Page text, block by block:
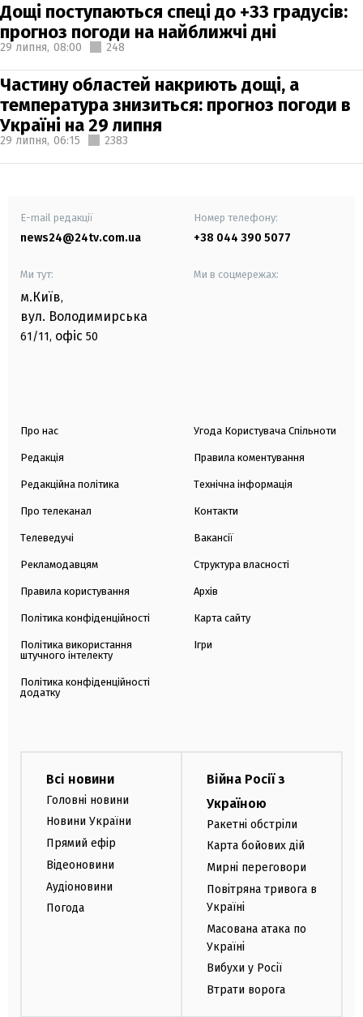
Дощі поступаються спеці до +33 градусів:
прогноз погоди на найближчі дні
29 липня, 08:00 248
Частину областей накриють дощі, а
температура знизиться: прогноз погоди в
Україні на 29 липня
29 липня, 06:15 2383
E-mail редакції
news24@24tv.com.ua
Номер телефону:
+38 044 390 5077
Ми тут:
м.Київ,
вул. Володимирська
61/11, офіс 50
Ми в соцмережах:
Про нас
Редакція
Редакційна політика
Про телеканал
Телеведучі
Рекламодавцям
Правила користування
Політика конфіденційності
Політика використання
штучного інтелекту
Політика конфіденційності
додатку
Угода Користувача Спільноти
Правила коментування
Технічна інформація
Контакти
Вакансії
Структура власності
Архів
Карта сайту
Ігри
Всі новини
Головні новини
Новини України
Прямий ефір
Відеоновини
Аудіоновини
Погода
Війна Росії з
Україною
Ракетні обстріли
Карта бойових дій
Мирні переговори
Повітряна тривога в
Україні
Масована атака по
Україні
Вибухи у Росії
Втрати ворога